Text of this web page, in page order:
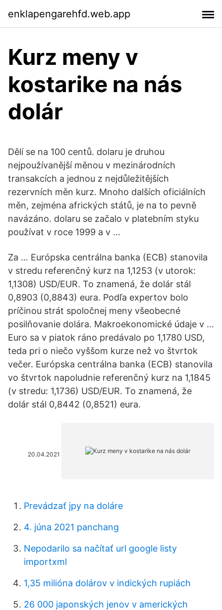
enklapengarehfd.web.app
Kurz meny v
kostarike na nás
dolár
Dělí se na 100 centů. dolaru je druhou
nejpoužívanější měnou v mezinárodních
transakcích a jednou z nejdůležitějších
rezervních měn kurz. Mnoho dalších oficiálních
měn, zejména afrických států, je na to pevně
navázáno. dolaru se začalo v platebním styku
používat v roce 1999 a v …
Za … Európska centrálna banka (ECB) stanovila
v stredu referenčný kurz na 1,1253 (v utorok:
1,1308) USD/EUR. To znamená, že dolár stál
0,8903 (0,8843) eura. Podľa expertov bolo
príčinou strát spoločnej meny všeobecné
posilňovanie dolára. Makroekonomické údaje v …
Euro sa v piatok ráno predávalo po 1,1780 USD,
teda pri o niečo vyššom kurze než vo štvrtok
večer. Európska centrálna banka (ECB) stanovila
vo štvrtok napoludnie referenčný kurz na 1,1845
(v stredu: 1,1736) USD/EUR. To znamená, že
dolár stál 0,8442 (0,8521) eura.
20.04.2021
Prevádzať jpy na doláre
4. júna 2021 panchang
Nepodarilo sa načítať url google listy
importxml
1,35 milióna dolárov v indických rupiách
26 000 japonských jenov v amerických